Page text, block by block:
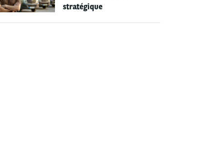
stratégique